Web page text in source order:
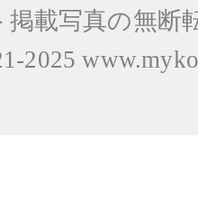
載写真の無断
2025